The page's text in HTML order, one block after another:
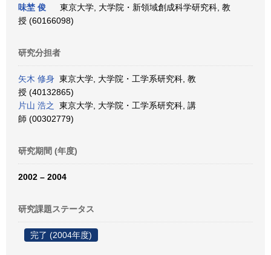
味埜 俊
東京大学, 大学院・新領域創成科学研究科, 教
授 (60166098)
研究分担者
矢木 修身 東京大学, 大学院・工学系研究科, 教
授 (40132865)
片山 浩之
東京大学, 大学院・工学系研究科, 講
師 (00302779)
研究期間 (年度)
2002 – 2004
研究課題ステータス
完了 (2004年度)